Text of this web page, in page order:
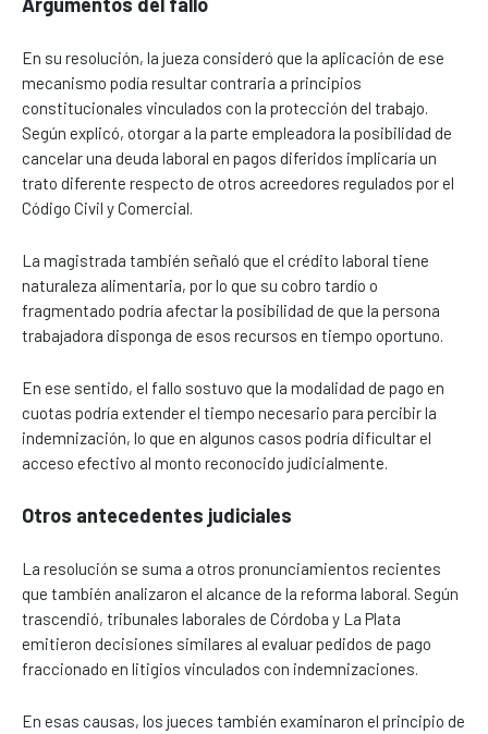
En su resolución, la jueza consideró que la aplicación de ese
mecanismo podía resultar contraria a principios
constitucionales vinculados con la protección del trabajo.
Según explicó, otorgar a la parte empleadora la posibilidad de
cancelar una deuda laboral en pagos diferidos implicaría un
trato diferente respecto de otros acreedores regulados por el
Código Civil y Comercial.
La magistrada también señaló que el crédito laboral tiene
naturaleza alimentaria, por lo que su cobro tardío o
fragmentado podría afectar la posibilidad de que la persona
trabajadora disponga de esos recursos en tiempo oportuno.
En ese sentido, el fallo sostuvo que la modalidad de pago en
cuotas podría extender el tiempo necesario para percibir la
indemnización, lo que en algunos casos podría dificultar el
acceso efectivo al monto reconocido judicialmente.
Otros antecedentes judiciales
La resolución se suma a otros pronunciamientos recientes
que también analizaron el alcance de la reforma laboral. Según
trascendió, tribunales laborales de Córdoba y La Plata
emitieron decisiones similares al evaluar pedidos de pago
fraccionado en litigios vinculados con indemnizaciones.
En esas causas, los jueces también examinaron el principio de